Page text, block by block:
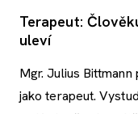
Terapeut:
uleví
Mgr. Julius
jako terapeut.